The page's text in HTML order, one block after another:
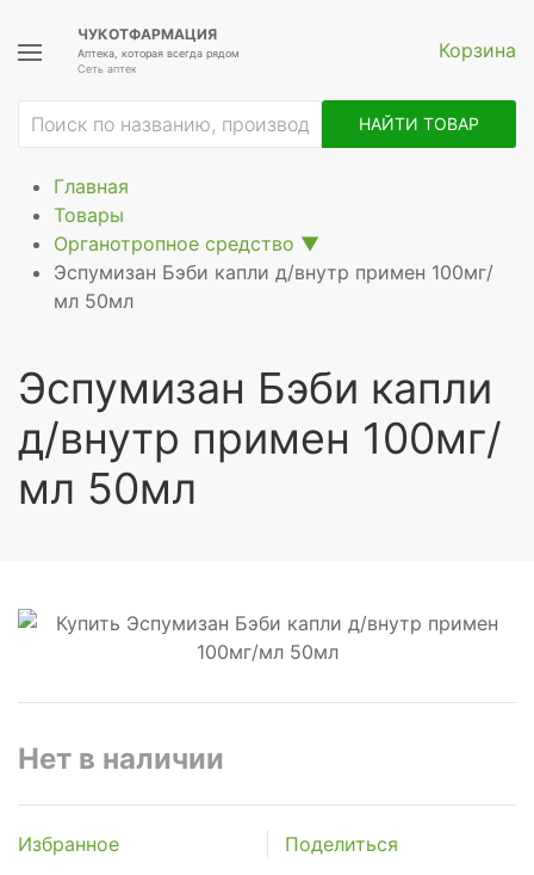
ЧУКОТФАРМАЦИЯ
Аптека, которая всегда рядом
Сеть аптек
Корзина
НАЙТИ ТОВАР
Главная
Товары
Органотропное средство ▼
Эспумизан Бэби капли д/внутр примен 100мг/
мл 50мл
Эспумизан Бэби капли
д/внутр примен 100мг/
мл 50мл
Нет в наличии
Избранное
Поделиться